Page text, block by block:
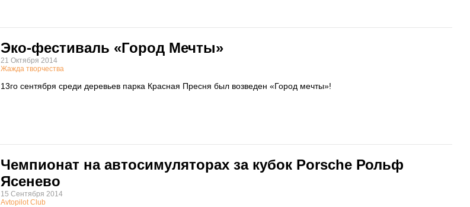
Эко-фестиваль «Город Мечты»
21 Октября 2014
Жажда творчества
13го сентября среди деревьев парка Красная Пресня был возведен «Город мечты»!
Чемпионат на автосимуляторах за кубок Porsche Рольф
Ясенево
15 Сентября 2014
Avtopilot Club